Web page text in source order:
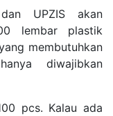
UPZIS akan
lembar plastik
membutuhkan
diwajibkan
pcs. Kalau ada